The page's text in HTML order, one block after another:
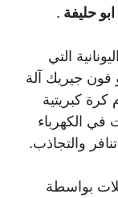
حليفة .
التي
اخترع اوتو فون جيريك آلة
كرة كبريتية
في الكهرباء
والتجاذب.
بواسطة